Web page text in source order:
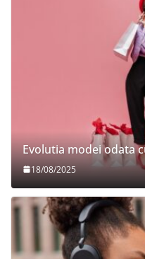
Evolutia modei odata
18/08/2025